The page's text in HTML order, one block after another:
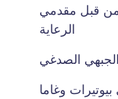
قبل مقدمي
الرعاية
الصدغي
وغاما